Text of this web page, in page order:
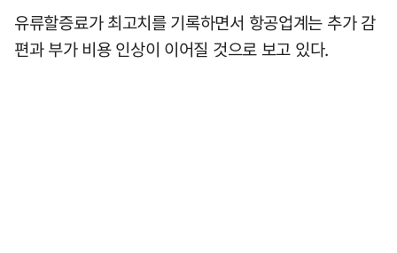
유류할증료가 최고치를 기록하면서 항공업계는 추가 감
편과 부가 비용 인상이 이어질 것으로 보고 있다.